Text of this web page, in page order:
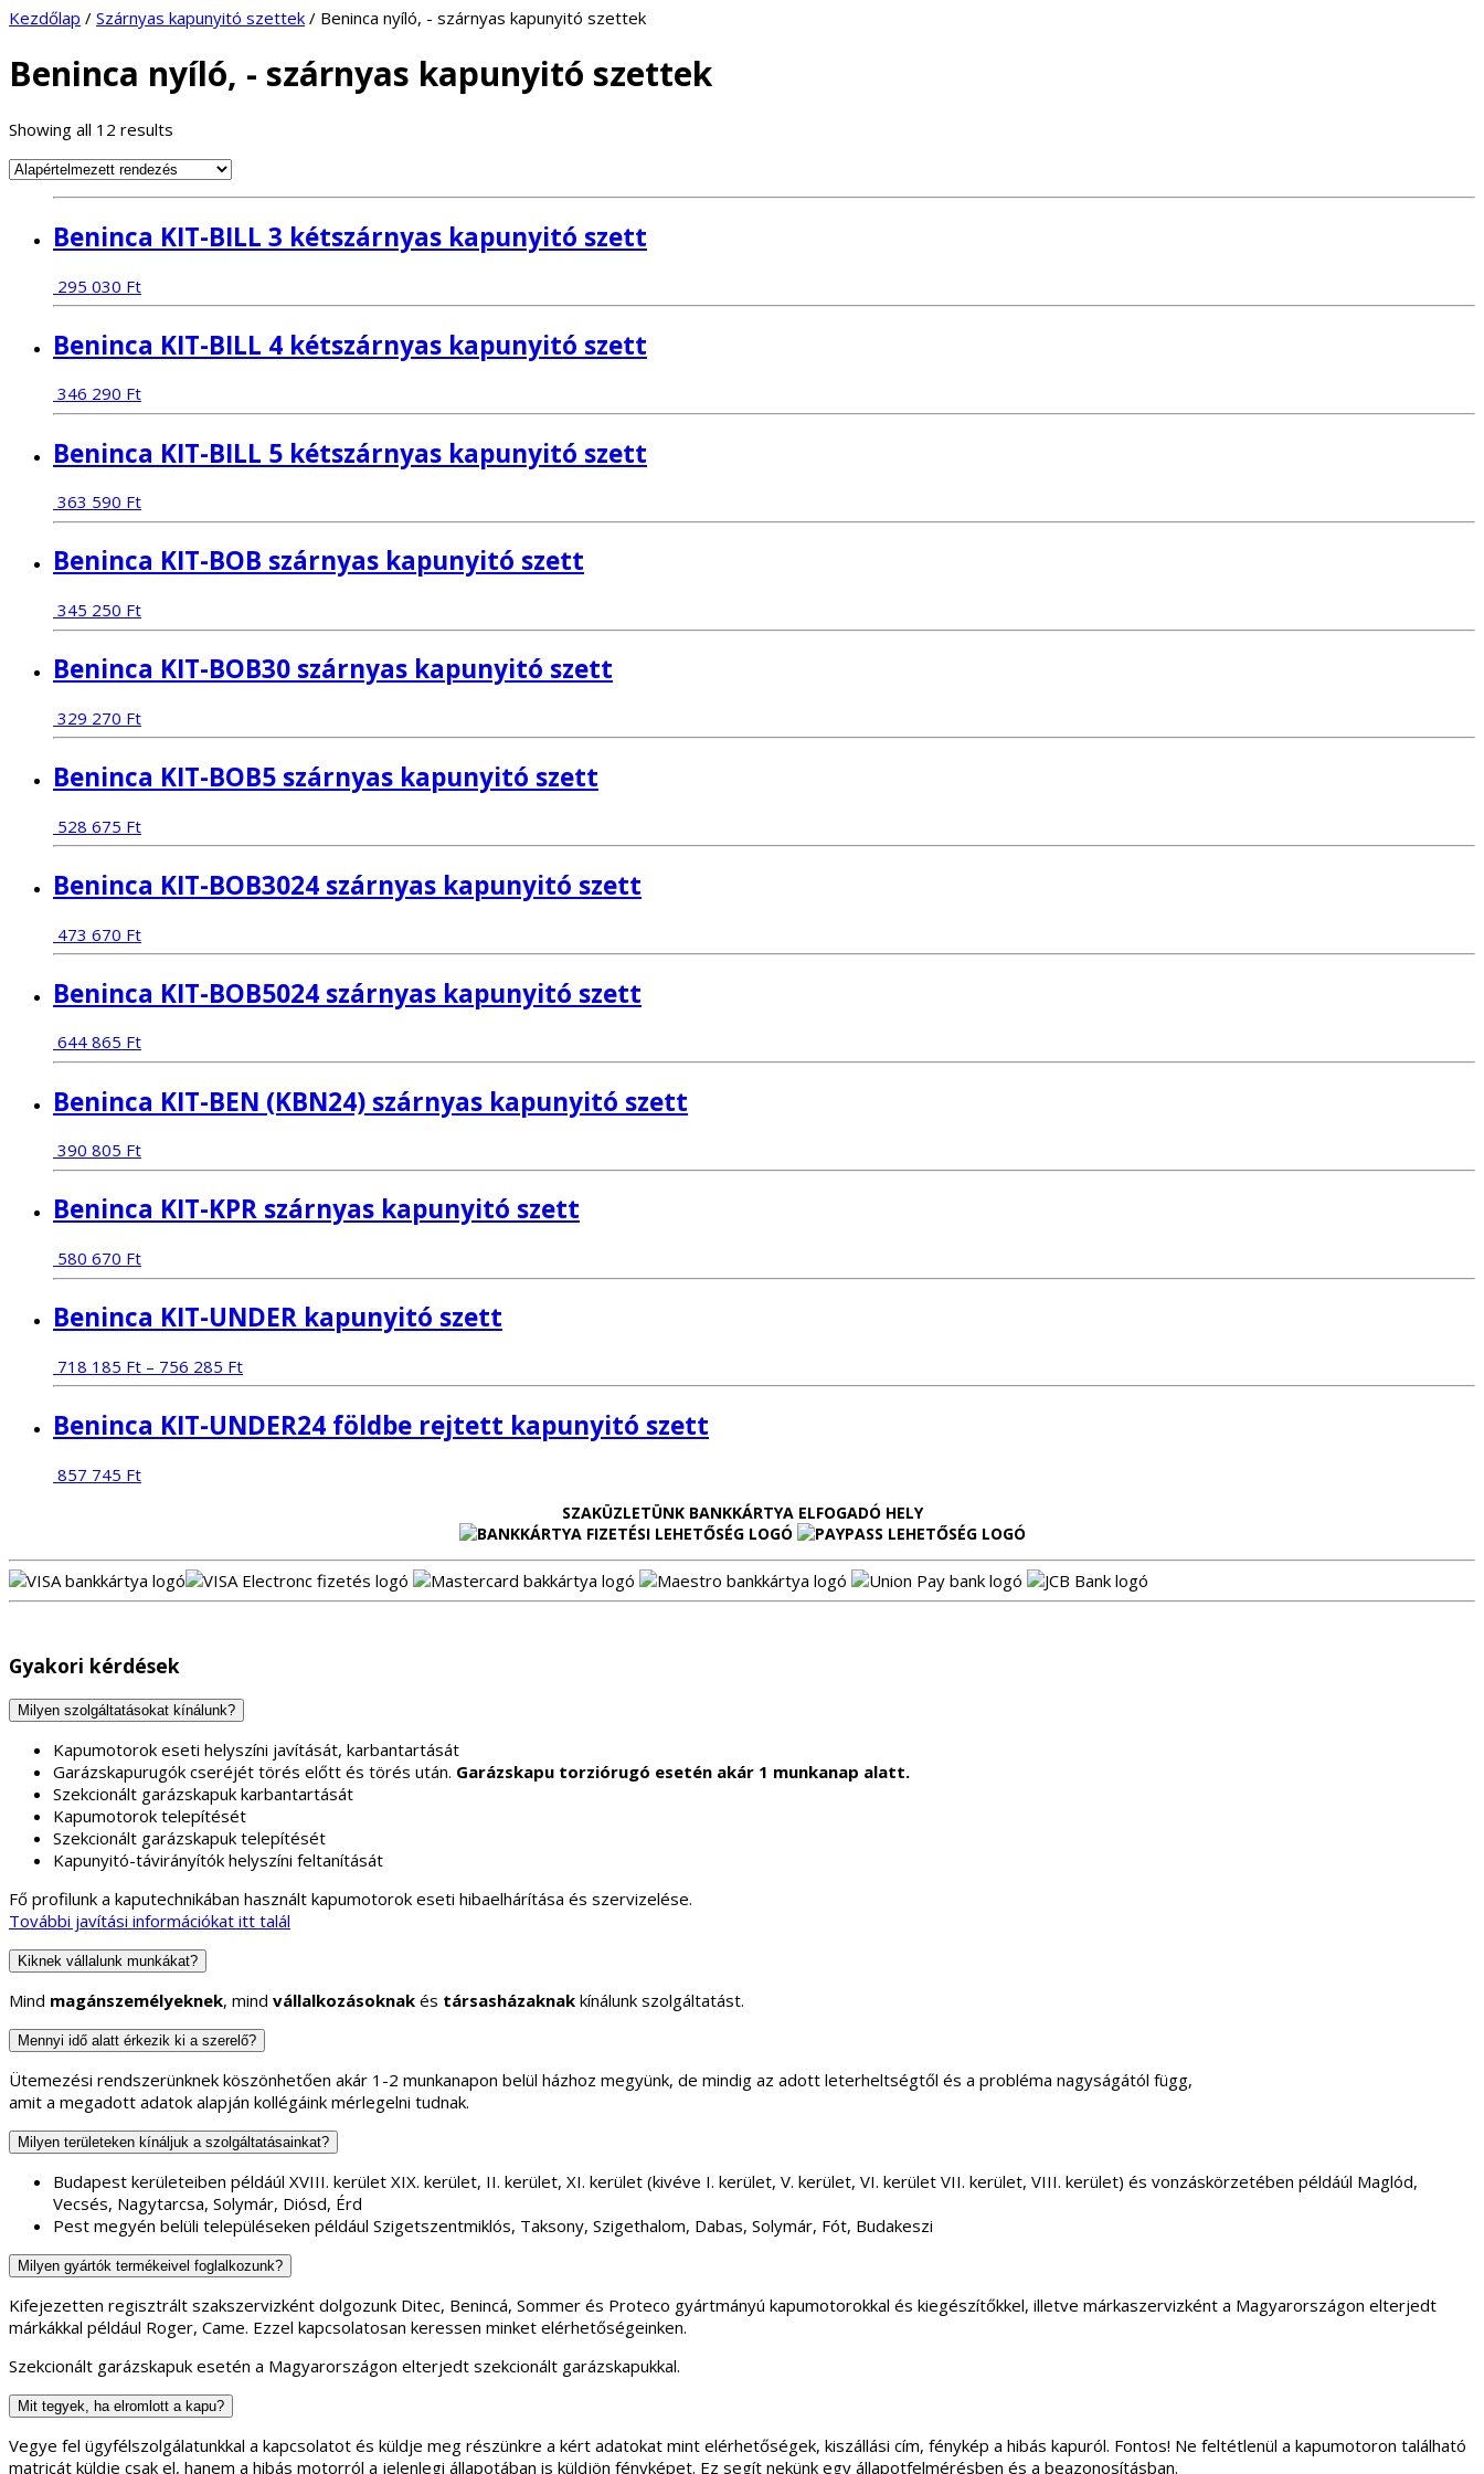
Kezdőlap / Szárnyas kapunyitó szettek / Beninca nyíló, - szárnyas kapunyitó szettek
Beninca nyíló, - szárnyas kapunyitó szettek
Showing all 12 results
Beninca KIT-BILL 3 kétszárnyas kapunyitó szett
295 030 Ft
Beninca KIT-BILL 4 kétszárnyas kapunyitó szett
346 290 Ft
Beninca KIT-BILL 5 kétszárnyas kapunyitó szett
363 590 Ft
Beninca KIT-BOB szárnyas kapunyitó szett
345 250 Ft
Beninca KIT-BOB30 szárnyas kapunyitó szett
329 270 Ft
Beninca KIT-BOB5 szárnyas kapunyitó szett
528 675 Ft
Beninca KIT-BOB3024 szárnyas kapunyitó szett
473 670 Ft
Beninca KIT-BOB5024 szárnyas kapunyitó szett
644 865 Ft
Beninca KIT-BEN (KBN24) szárnyas kapunyitó szett
390 805 Ft
Beninca KIT-KPR szárnyas kapunyitó szett
580 670 Ft
Beninca KIT-UNDER kapunyitó szett
718 185 Ft – 756 285 Ft
Beninca KIT-UNDER24 földbe rejtett kapunyitó szett
857 745 Ft
SZAKÜZLETÜNK BANKKÁRTYA ELFOGADÓ HELY
Gyakori kérdések
Milyen szolgáltatásokat kínálunk?
Kapumotorok eseti helyszíni javítását, karbantartását
Garázskapurugók cseréjét törés előtt és törés után. Garázskapu torziórugó esetén akár 1 munkanap alatt.
Szekcionált garázskapuk karbantartását
Kapumotorok telepítését
Szekcionált garázskapuk telepítését
Kapunyitó-távirányítók helyszíni feltanítását
Fő profilunk a kaputechnikában használt kapumotorok eseti hibaelhárítása és szervizelése.
További javítási információkat itt talál
Kiknek vállalunk munkákat?
Mind magánszemélyeknek, mind vállalkozásoknak és társasházaknak kínálunk szolgáltatást.
Mennyi idő alatt érkezik ki a szerelő?
Ütemezési rendszerünknek köszönhetően akár 1-2 munkanapon belül házhoz megyünk, de mindig az adott leterheltségtől és a probléma nagyságától függ,
amit a megadott adatok alapján kollégáink mérlegelni tudnak.
Milyen területeken kínáljuk a szolgáltatásainkat?
Budapest kerületeiben példáúl XVIII. kerület XIX. kerület, II. kerület, XI. kerület (kivéve I. kerület, V. kerület, VI. kerület VII. kerület, VIII. kerület) és vonzáskörzetében példáúl Maglód,
Vecsés, Nagytarcsa, Solymár, Diósd, Érd
Pest megyén belüli településeken például Szigetszentmiklós, Taksony, Szigethalom, Dabas, Solymár, Fót, Budakeszi
Milyen gyártók termékeivel foglalkozunk?
Kifejezetten regisztrált szakszervizként dolgozunk Ditec, Benincá, Sommer és Proteco gyártmányú kapumotorokkal és kiegészítőkkel, illetve márkaszervizként a Magyarországon elterjedt
márkákkal például Roger, Came. Ezzel kapcsolatosan keressen minket elérhetőségeinken.
Szekcionált garázskapuk esetén a Magyarországon elterjedt szekcionált garázskapukkal.
Mit tegyek, ha elromlott a kapu?
Vegye fel ügyfélszolgálatunkkal a kapcsolatot és küldje meg részünkre a kért adatokat mint elérhetőségek, kiszállási cím, fénykép a hibás kapuról. Fontos! Ne feltétlenül a kapumotoron található
matricát küldje csak el, hanem a hibás motorról a jelenlegi állapotában is küldjön fényképet. Ez segít nekünk egy állapotfelmérésben és a beazonosításban.